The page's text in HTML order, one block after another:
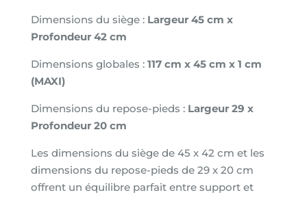
Dimensions du siège : Largeur 45 cm x
Profondeur 42 cm
Dimensions globales : 117 cm x 45 cm x 1 cm
(MAXI)
Dimensions du repose-pieds : Largeur 29 x
Profondeur 20 cm
Les dimensions du siège de 45 x 42 cm et les
dimensions du repose-pieds de 29 x 20 cm
offrent un équilibre parfait entre support et